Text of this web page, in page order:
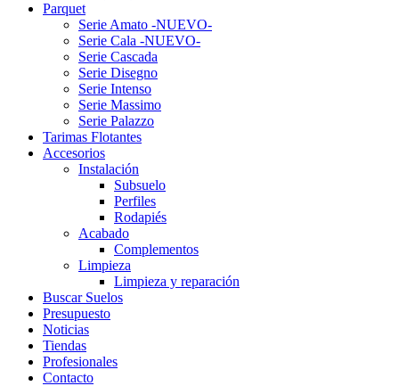
Parquet
Serie Amato -NUEVO-
Serie Cala -NUEVO-
Serie Cascada
Serie Disegno
Serie Intenso
Serie Massimo
Serie Palazzo
Tarimas Flotantes
Accesorios
Instalación
Subsuelo
Perfiles
Rodapiés
Acabado
Complementos
Limpieza
Limpieza y reparación
Buscar Suelos
Presupuesto
Noticias
Tiendas
Profesionales
Contacto